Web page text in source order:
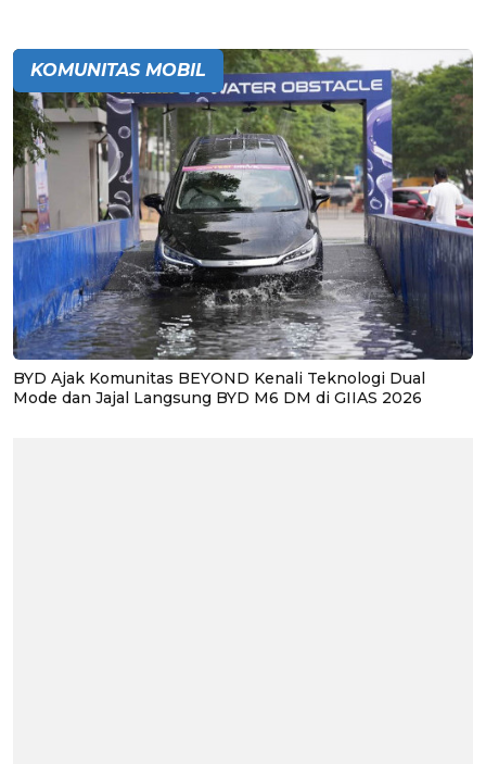
KOMUNITAS MOBIL
BYD Ajak Komunitas BEYOND Kenali Teknologi Dual
Mode dan Jajal Langsung BYD M6 DM di GIIAS 2026